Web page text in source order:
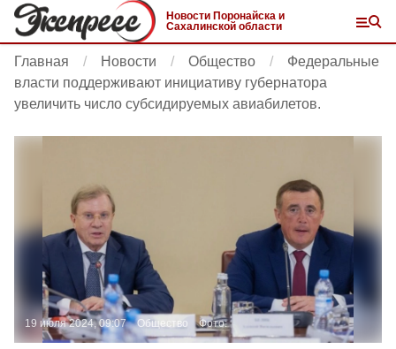
Новости Поронайска и
Сахалинской области
Главная Новости Общество
Федеральные
власти поддерживают инициативу губернатора
увеличить число субсидируемых авиабилетов.
19 июля 2024, 09:07 Общество Фото: